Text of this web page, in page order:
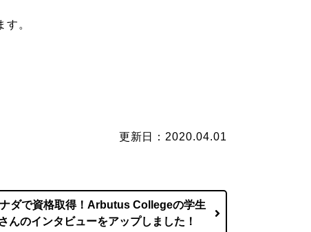
。
更新日：2020.04.01
ダで資格取得！Arbutus Collegeの学生
さんのインタビューをアップしました！